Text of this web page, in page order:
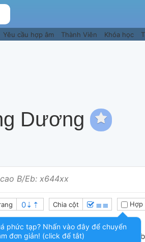
Yêu cầu hợp âm Thành Viên Khóa học
Dương
B/Eb: x644xx
Chia cột ≣≣ Hợp
[ Bm7 ]
Chỉ là
phức tạp? Nhấn vào đây để chuyển
đơn giản! (click để tắt)